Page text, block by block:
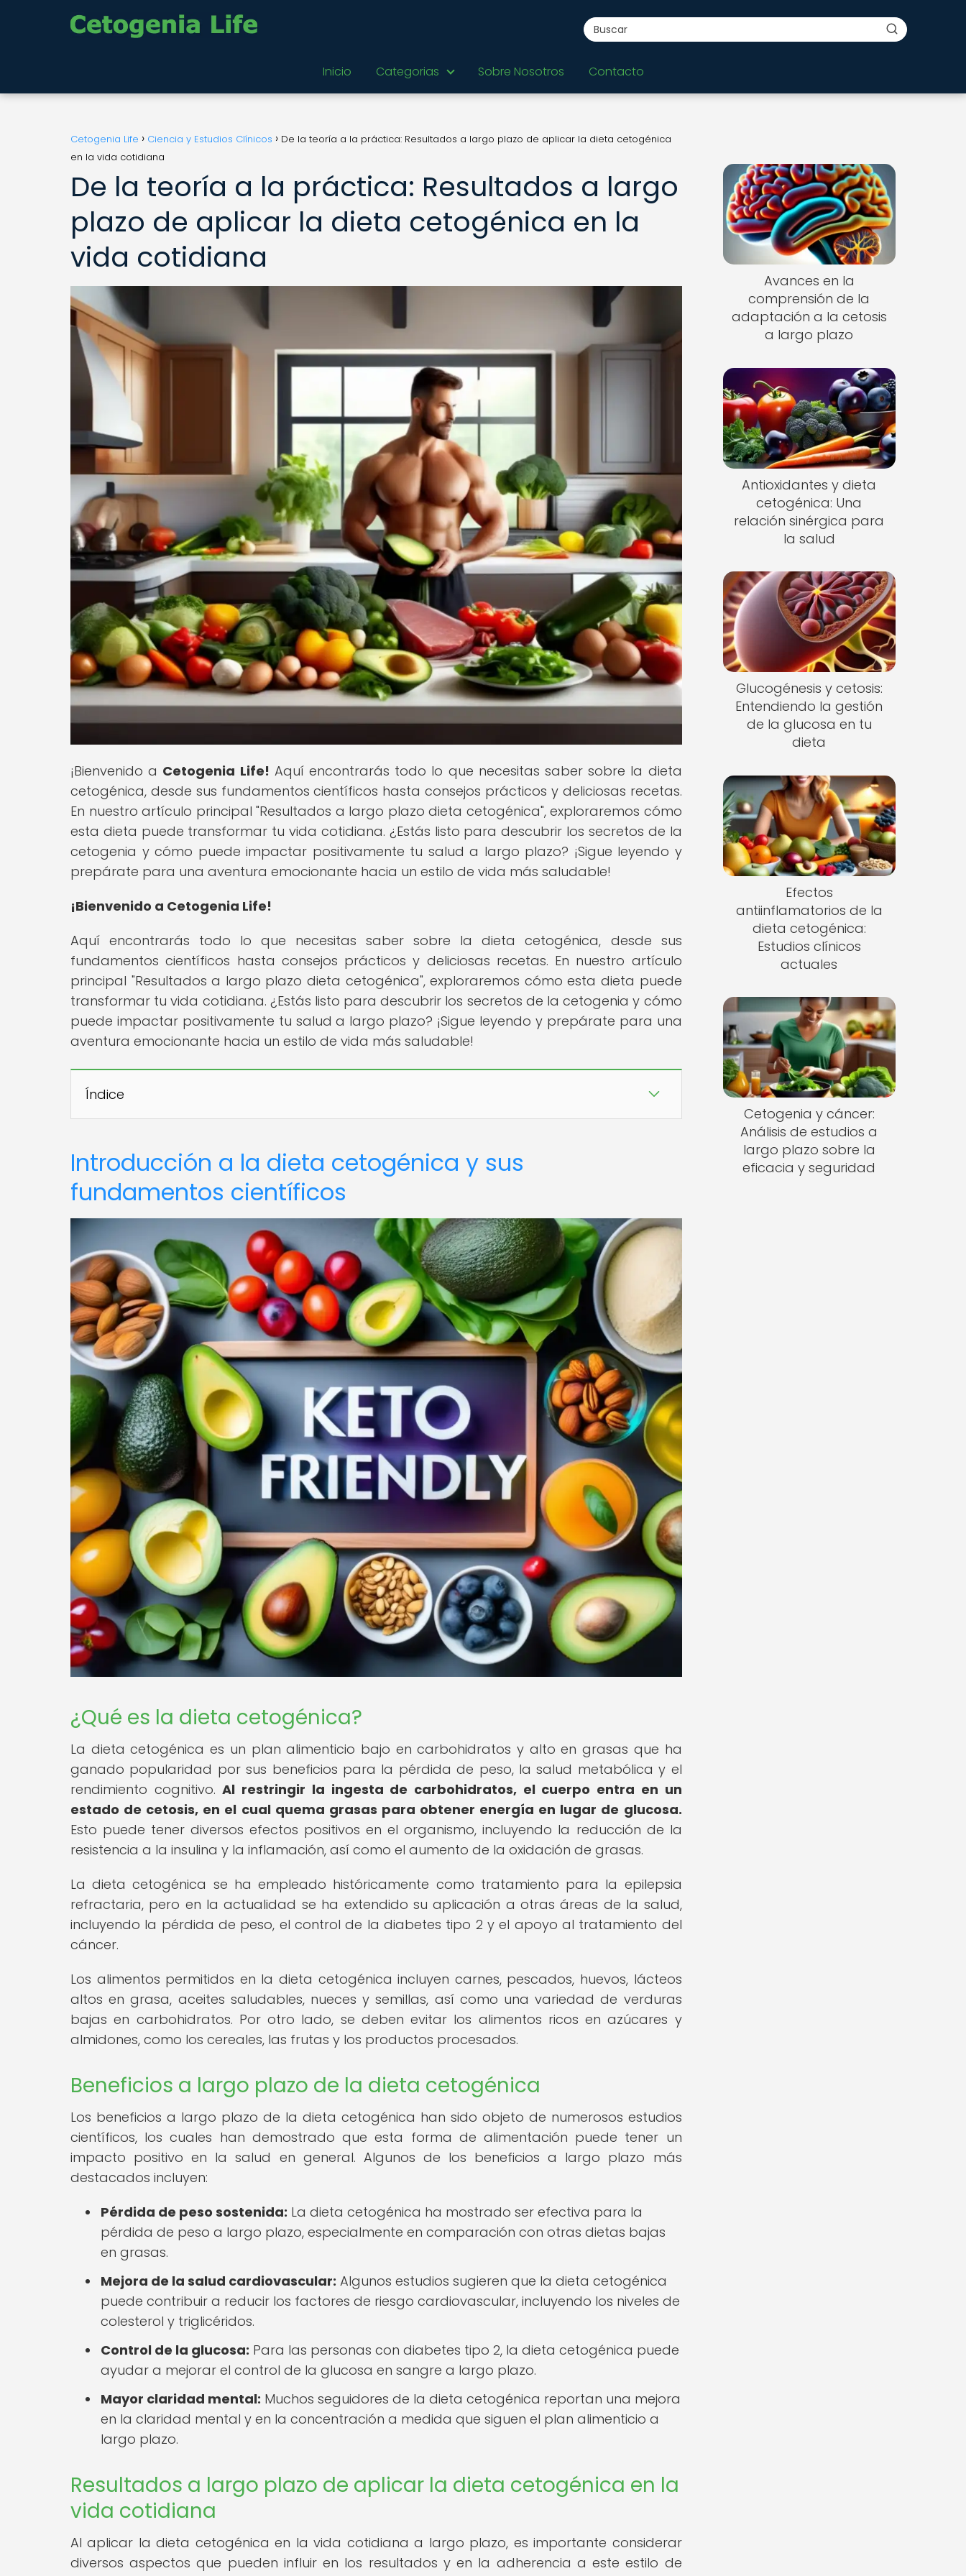
Inicio Categorias Sobre Nosotros Contacto
Cetogenia Life Ciencia y Estudios Clínicos
De la teoría a la práctica: Resultados a largo plazo de aplicar la dieta cetogénica
en la vida cotidiana
De la teoría a la práctica: Resultados a largo
plazo de aplicar la dieta cetogénica en la
vida cotidiana
¡Bienvenido a Cetogenia Life! Aquí encontrarás todo lo que necesitas saber sobre la dieta
cetogénica, desde sus fundamentos científicos hasta consejos prácticos y deliciosas recetas.
En nuestro artículo principal "Resultados a largo plazo dieta cetogénica", exploraremos cómo
esta dieta puede transformar tu vida cotidiana. ¿Estás listo para descubrir los secretos de la
cetogenia y cómo puede impactar positivamente tu salud a largo plazo? ¡Sigue leyendo y
prepárate para una aventura emocionante hacia un estilo de vida más saludable!
¡Bienvenido a Cetogenia Life!
Aquí encontrarás todo lo que necesitas saber sobre la dieta cetogénica, desde sus
fundamentos científicos hasta consejos prácticos y deliciosas recetas. En nuestro artículo
principal "Resultados a largo plazo dieta cetogénica", exploraremos cómo esta dieta puede
transformar tu vida cotidiana. ¿Estás listo para descubrir los secretos de la cetogenia y cómo
puede impactar positivamente tu salud a largo plazo? ¡Sigue leyendo y prepárate para una
aventura emocionante hacia un estilo de vida más saludable!
Índice
Introducción a la dieta cetogénica y sus
fundamentos científicos
¿Qué es la dieta cetogénica?
La dieta cetogénica es un plan alimenticio bajo en carbohidratos y alto en grasas que ha
ganado popularidad por sus beneficios para la pérdida de peso, la salud metabólica y el
rendimiento cognitivo.Al restringir la ingesta de carbohidratos, el cuerpo entra en un
estado de cetosis, en el cual quema grasas para obtener energía en lugar de glucosa.
Esto puede tener diversos efectos positivos en el organismo, incluyendo la reducción de la
resistencia a la insulina y la inflamación, así como el aumento de la oxidación de grasas.
La dieta cetogénica se ha empleado históricamente como tratamiento para la epilepsia
refractaria, pero en la actualidad se ha extendido su aplicación a otras áreas de la salud,
incluyendo la pérdida de peso, el control de la diabetes tipo 2 y el apoyo al tratamiento del
cáncer.
Los alimentos permitidos en la dieta cetogénica incluyen carnes, pescados, huevos, lácteos
altos en grasa, aceites saludables, nueces y semillas, así como una variedad de verduras
bajas en carbohidratos. Por otro lado, se deben evitar los alimentos ricos en azúcares y
almidones, como los cereales, las frutas y los productos procesados.
Beneficios a largo plazo de la dieta cetogénica
Los beneficios a largo plazo de la dieta cetogénica han sido objeto de numerosos estudios
científicos, los cuales han demostrado que esta forma de alimentación puede tener un
impacto positivo en la salud en general. Algunos de los beneficios a largo plazo más
destacados incluyen:
Pérdida de peso sostenida: La dieta cetogénica ha mostrado ser efectiva para la
pérdida de peso a largo plazo, especialmente en comparación con otras dietas bajas
en grasas.
Mejora de la salud cardiovascular: Algunos estudios sugieren que la dieta cetogénica
puede contribuir a reducir los factores de riesgo cardiovascular, incluyendo los niveles de
colesterol y triglicéridos.
Control de la glucosa: Para las personas con diabetes tipo 2, la dieta cetogénica puede
ayudar a mejorar el control de la glucosa en sangre a largo plazo.
Mayor claridad mental: Muchos seguidores de la dieta cetogénica reportan una mejora
en la claridad mental y en la concentración a medida que siguen el plan alimenticio a
largo plazo.
Resultados a largo plazo de aplicar la dieta cetogénica en la
vida cotidiana
Al aplicar la dieta cetogénica en la vida cotidiana a largo plazo, es importante considerar
diversos aspectos que pueden influir en los resultados y en la adherencia a este estilo de
Avances en la
comprensión de la
adaptación a la cetosis
a largo plazo
Antioxidantes y dieta
cetogénica: Una
relación sinérgica para
la salud
Glucogénesis y cetosis:
Entendiendo la gestión
de la glucosa en tu
dieta
Efectos
antiinflamatorios de la
dieta cetogénica:
Estudios clínicos
actuales
Cetogenia y cáncer:
Análisis de estudios a
largo plazo sobre la
eficacia y seguridad